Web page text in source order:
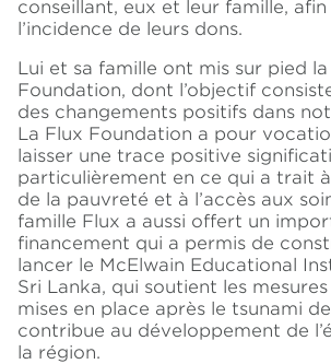
conseillant, eux et leur famille,
l’incidence de leurs dons.
Lui et sa famille ont mis sur pied la
Foundation, dont l’objectif
des changements positifs dans
La Flux Foundation a pour
laisser une trace positive
particulièrement en ce qui a trait
de la pauvreté et à l’accès aux
famille Flux a aussi offert un
financement qui a permis de
lancer le McElwain Educational
Sri Lanka, qui soutient les
mises en place après le tsunami
contribue au développement de
la région.